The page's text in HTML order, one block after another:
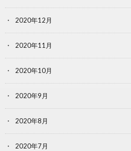
2020年12月
2020年11月
2020年10月
2020年9月
2020年8月
2020年7月